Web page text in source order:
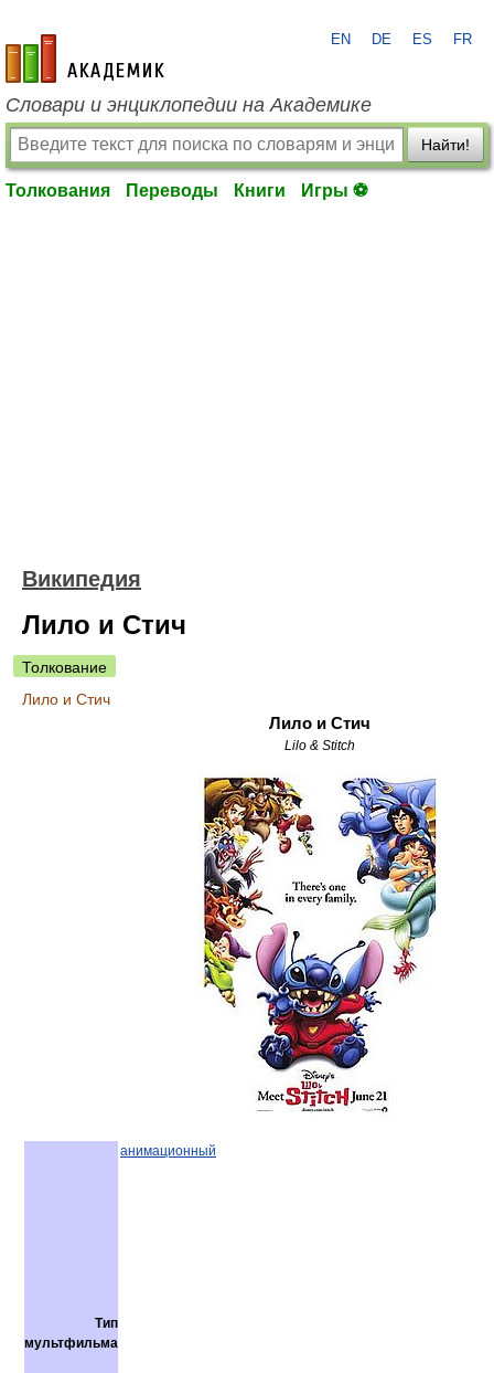
academic.ru
EN DE ES FR
Словари и энциклопедии на Академике
Найти!
Толкования Переводы Книги Игры ⚽
Википедия
Лило и Стич
Толкование
Лило и Стич
Лило и Стич
Lilo & Stitch
Тип
мультфильма
анимационный